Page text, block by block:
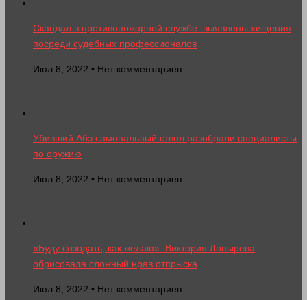
Скандал в противопожарной службе: выявлены хищения
посреди судебных профессионалов
Июл 8, 2022 • Нет комментариев
Убивший Абэ самопальный ствол разобрали специалисты
по оружию
Июл 8, 2022 • Нет комментариев
«Буду созодать, как желаю»: Виктория Лопырева
обрисовала сложный нрав отпрыска
Июл 8, 2022 • Нет комментариев